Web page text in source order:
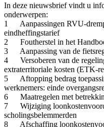
In deze nieuwsbrief vindt u
onderwerpen:
1 Aanpassingen RVU-
eindheffingstarief
2 Foutherstel in het
3 Aanpassing van de
4 Versoberen van de
extraterritoriale kosten (ETK-
5 Aftopping bedrag
werknemers: einde
6 Maatregelen met
7 Wijziging
scholingsbelemmerden
8 Afschaffing